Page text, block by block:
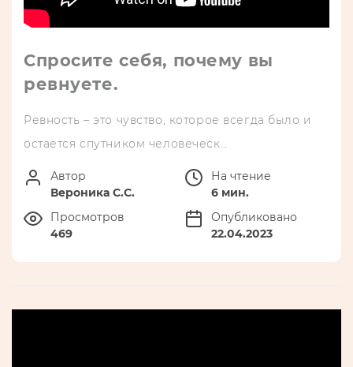
Спросите себя, почему вы
ревнуете.
Ревность – это чувство, которое всегда было и
остается спутником человеческ…
Автор
Вероника С.С.
На чтение
6 мин.
Просмотров
469
Опубликовано
22.04.2023